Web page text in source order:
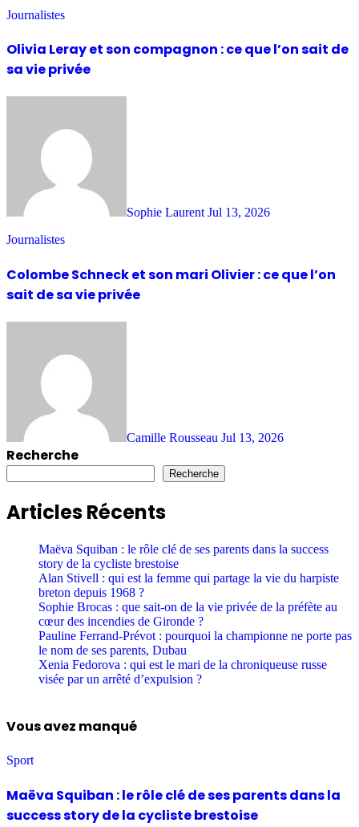
Journalistes
Olivia Leray et son compagnon : ce que l’on sait de
sa vie privée
Sophie LaurentJul 13, 2026
Journalistes
Colombe Schneck et son mari Olivier : ce que l’on
sait de sa vie privée
Camille Rousseau Jul 13, 2026
Recherche
Recherche
Articles Récents
Maëva Squiban : le rôle clé de ses parents dans la success
story de la cycliste brestoise
Alan Stivell : qui est la femme qui partage la vie du harpiste
breton depuis 1968 ?
Sophie Brocas : que sait-on de la vie privée de la préfète au
cœur des incendies de Gironde ?
Pauline Ferrand-Prévot : pourquoi la championne ne porte pas
le nom de ses parents, Dubau
Xenia Fedorova : qui est le mari de la chroniqueuse russe
visée par un arrêté d’expulsion ?
Vous avez manqué
Sport
Maëva Squiban : le rôle clé de ses parents dans la
success story de la cycliste brestoise